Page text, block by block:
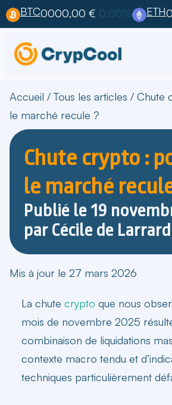
BTC0000,00 € 0,00% ETH
Accueil /Tous les articles / Chute
le marché recule ?
Chute crypto :
le marché
Publié le19
parCécile de Larrard
Mis à jour le 27 mars 2026
La chute crypto que nous
mois de novembre 2025
combinaison de liquidations
contexte macro tendu et
techniques particulièrement